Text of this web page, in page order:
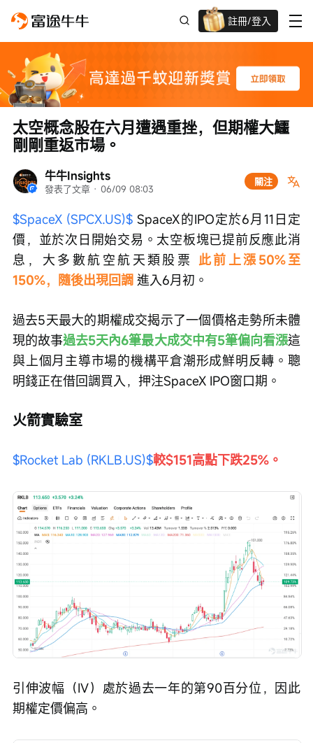
註冊/登入
迎新驚喜賞 股票/BTC等任你揀!
牛牛Insights
發表了文章 · 06/09 08:03
關注
太空概念股在六月遭遇重挫，但期權大鱷
剛剛重返市場。
$SpaceX (SPCX.US)$ SpaceX的IPO定於6月11日定
價，並於次日開始交易。太空板塊已提前反應此消
息，大多數航空航天類股票 此前上漲50%至
150%，隨後出現回調 進入6月初。
過去5天最大的期權成交揭示了一個價格走勢所未體
現的故事過去5天內6筆最大成交中有5筆偏向看漲這
與上個月主導市場的機構平倉潮形成鮮明反轉。聰
明錢正在借回調買入，押注SpaceX IPO窗口期。
火箭實驗室
$Rocket Lab (RKLB.US)$較$151高點下跌25%。
引伸波幅（IV）處於過去一年的第90百分位，因此
期權定價偏高。